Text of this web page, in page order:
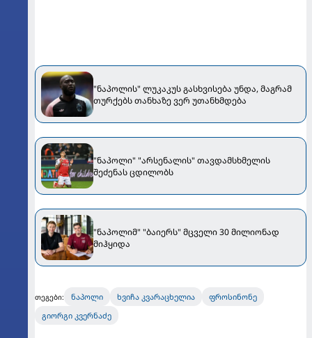
"ნაპოლის" ლუკაკუს გასხვისება უნდა, მაგრამ
თურქებს თანხაზე ვერ უთანხმდება
"ნაპოლი" "არსენალის" თავდამსხმელის
შეძენას ცდილობს
"ნაპოლიმ" "ბაიერს" მცველი 30 მილიონად
მიჰყიდა
თეგები: ნაპოლი ხვიჩა კვარაცხელია
ფროსინონე
გიორგი კვერნაძე